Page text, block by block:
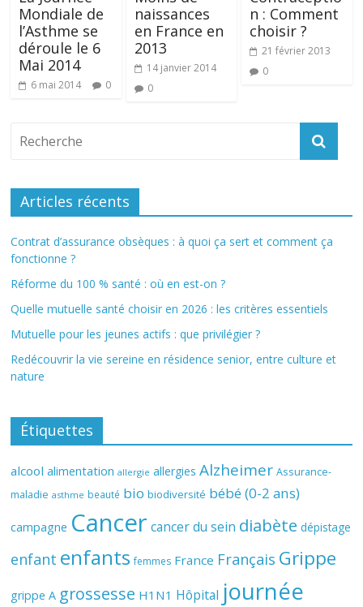
Mondiale de
l’Asthme se
déroule le 6
Mai 2014
6 mai 2014 0
naissances
en France en
2013
14 janvier 2014
0
n : Comment
choisir ?
21 février 2013
0
Articles récents
Contrat d’assurance obsèques : à quoi ça sert et comment ça
fonctionne ?
Réforme du 100 % santé : où en est-on ?
Quelle mutuelle santé choisir en 2026 : les critères essentiels
Mutuelle pour les jeunes actifs : que privilégier ?
Redécouvrir la vie sereine en résidence senior, entre culture et
nature
Étiquettes
alcool alimentation allergie allergies Alzheimer Assurance-
maladie asthme beauté bio biodiversité bébé (0-2 ans)
campagne Cancer cancer du sein diabète dépistage
enfant enfants femmes France Français Grippe
grippe A grossesse H1N1 Hôpital journée